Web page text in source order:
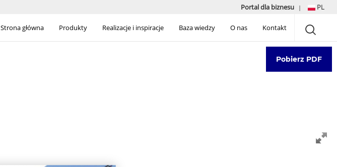
Portal dla biznesu | PL
Strona główna Produkty Realizacje i inspiracje Baza wiedzy O nas Kontakt
Pobierz PDF